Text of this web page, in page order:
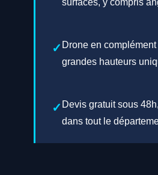
Drone en
grandes hauteurs
Devis gratuit sous
dans tout le